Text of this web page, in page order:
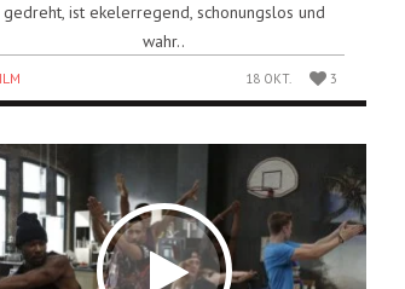
gedreht, ist ekelerregend, schonungslos und
wahr..
18 OKT. 3